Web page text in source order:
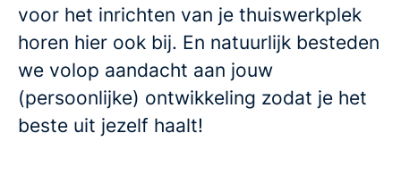
voor het inrichten van je thuiswerkplek
horen hier ook bij. En natuurlijk besteden
we volop aandacht aan jouw
(persoonlijke) ontwikkeling zodat je het
beste uit jezelf haalt!